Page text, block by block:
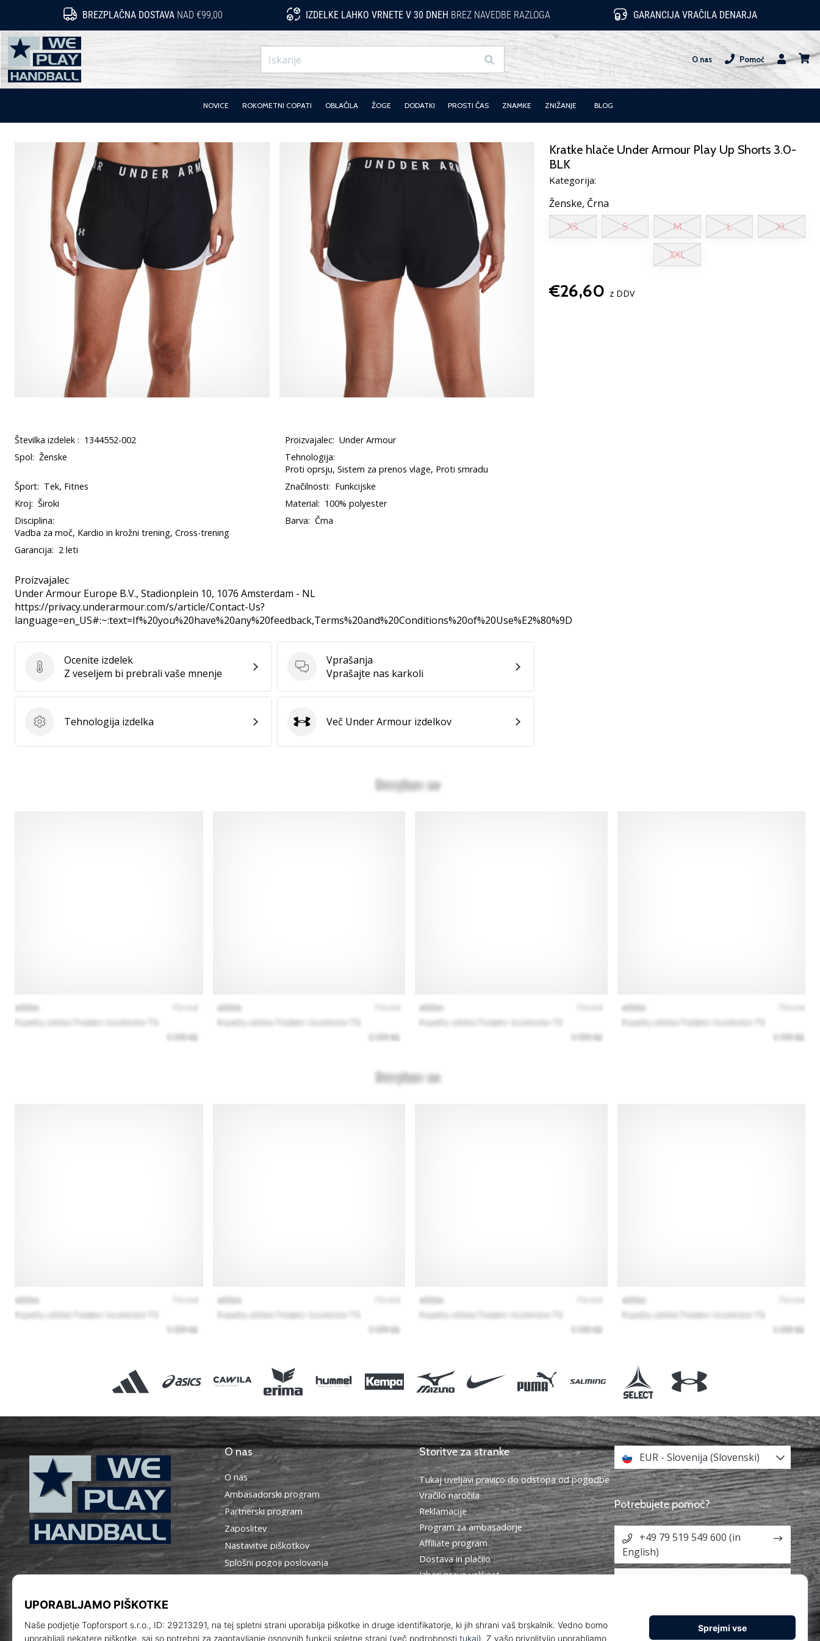
BREZPLAČNA DOSTAVA NAD €99,00 IZDELKE LAHKO VRNETE V 30 DNEH BREZ NAVEDBE RAZLOGA GARANCIJA VRAČILA DENARJA
WePlayHandball.si
Iskanje O nas
Pomoč
Uporabnik
NOVICE ROKOMETNI COPATI OBLAČILA ŽOGE DODATKI PROSTI ČAS ZNAMKE ZNIŽANJE BLOG
Kratke hlače Under Armour Play Up Shorts 3.0-
BLK
Kategorija:
Ženske, Črna
XS
S M L XL
XXL
€26,60 z DDV
Številka izdelek : 1344552-002 Proizvajalec: Under Armour
Spol: Ženske
Tehnologija:
Proti oprsju, Sistem za prenos vlage, Proti smradu
Šport: Tek, Fitnes Značilnosti: Funkcijske
Kroj: Široki Material: 100% polyester
Disciplina:
Vadba za moč, Kardio in krožni trening, Cross-trening
Barva: Črna
Garancija: 2 leti
Proizvajalec
Under Armour Europe B.V., Stadionplein 10, 1076 Amsterdam - NL
https://privacy.underarmour.com/s/article/Contact-Us?
language=en_US#:~:text=If%20you%20have%20any%20feedback,Terms%20and%20Conditions%20of%20Use%E2%80%9D
Ocenite izdelek
Ocenite izdelek
Z veseljem bi prebrali vaše mnenje
Vprašanja
Vprašanja
Vprašajte nas karkoli
Tehnologija izdelka
Tehnologija izdelka Under Armour
Več Under Armour izdelkov
WePlayHandball.si
O nas
O nas
Ambasadorski program
Partnerski program
Zaposlitev
Nastavitve piškotkov
Splošni pogoji poslovanja
Storitve za stranke
Tukaj uveljavi pravico do odstopa od pogodbe
Vračilo naročila
Reklamacije
Program za ambasadorje
Affiliate program
Dostava in plačilo
Izberi pravo velikost
Politika zasebnosti
EUR - Slovenija (Slovenski)
Potrebujete pomoč?
+49 79 519 549 600 (in
English)